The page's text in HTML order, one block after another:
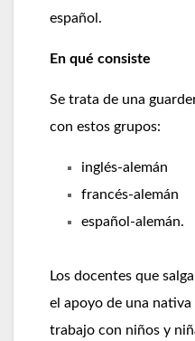
español.
En qué consiste
Se trata de una
con estos grupos:
inglés-alemán
francés-alemán
español-alemán.
Los docentes que
el apoyo de una
trabajo con niños y